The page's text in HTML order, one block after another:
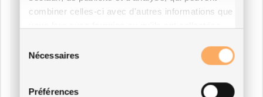
combiner celles-ci avec d'autres informations que
Nécessaires
Préférences